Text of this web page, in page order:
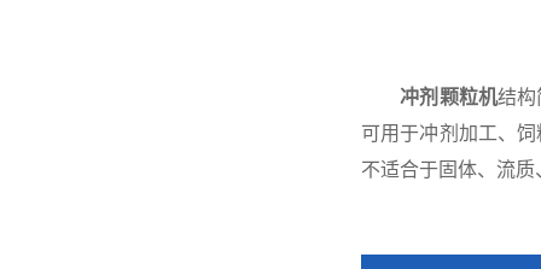
冲剂颗粒机结构
可用于冲剂加工、
不适合于固体、流